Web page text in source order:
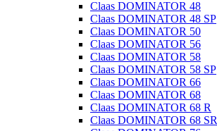
Claas DOMINATOR 48
Claas DOMINATOR 48 SP
Claas DOMINATOR 50
Claas DOMINATOR 56
Claas DOMINATOR 58
Claas DOMINATOR 58 SP
Claas DOMINATOR 66
Claas DOMINATOR 68
Claas DOMINATOR 68 R
Claas DOMINATOR 68 SR